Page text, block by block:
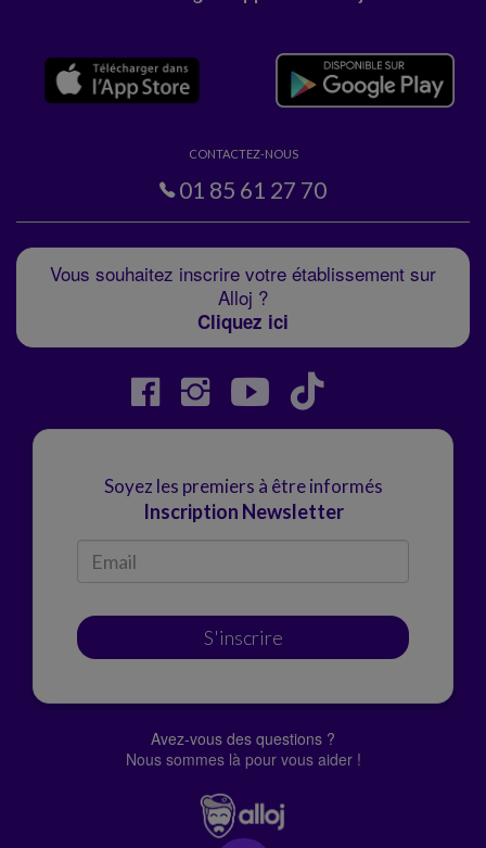
CONTACTEZ-NOUS
01 85 61 27 70
Vous souhaitez inscrire votre établissement sur
Alloj ?
Cliquez ici
Soyez les premiers à être informés
Inscription Newsletter
S'inscrire
Avez-vous des questions ?
Nous sommes là pour vous aider !